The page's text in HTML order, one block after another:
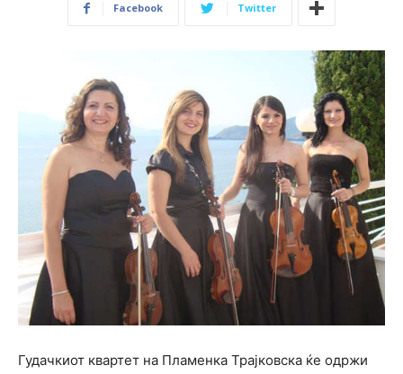
Facebook Twitter
Гудачкиот квартет на Пламенка Трајковска ќе одржи